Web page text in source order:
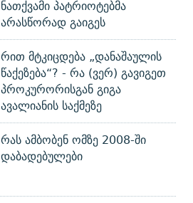
ნათქვამი პატრიოტებმა
არასწორად გაიგეს
რით მტკიცდება „დანაშაულის
წაქეზება“? - რა (ვერ) გავიგეთ
პროკურორისგან გიგა
ავალიანის საქმეზე
რას ამბობენ ომზე 2008-ში
დაბადებულები